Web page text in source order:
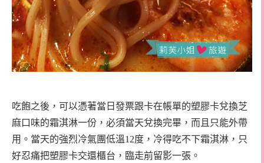
吃飽之後，可以憑著當日發票跟卡在帳單的塑膠卡兌換芝
麻口味的霜淇淋一份，必須當天兌換完畢，而且只能外帶
用。當天的強烈冷氣團低溫12度，冷得吃不下霜淇淋，只
好忍痛把塑膠卡交還櫃台，臨走前留影一張。